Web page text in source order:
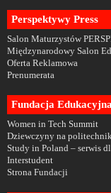
Perspektywy Press
Salon Maturzystów
Międzynarodowy Salon
Oferta Reklamowa
Prenumerata
Fundacja
Women in Tech Summit
Dziewczyny na
Study in Poland – serwis
Interstudent
Strona Fundacji